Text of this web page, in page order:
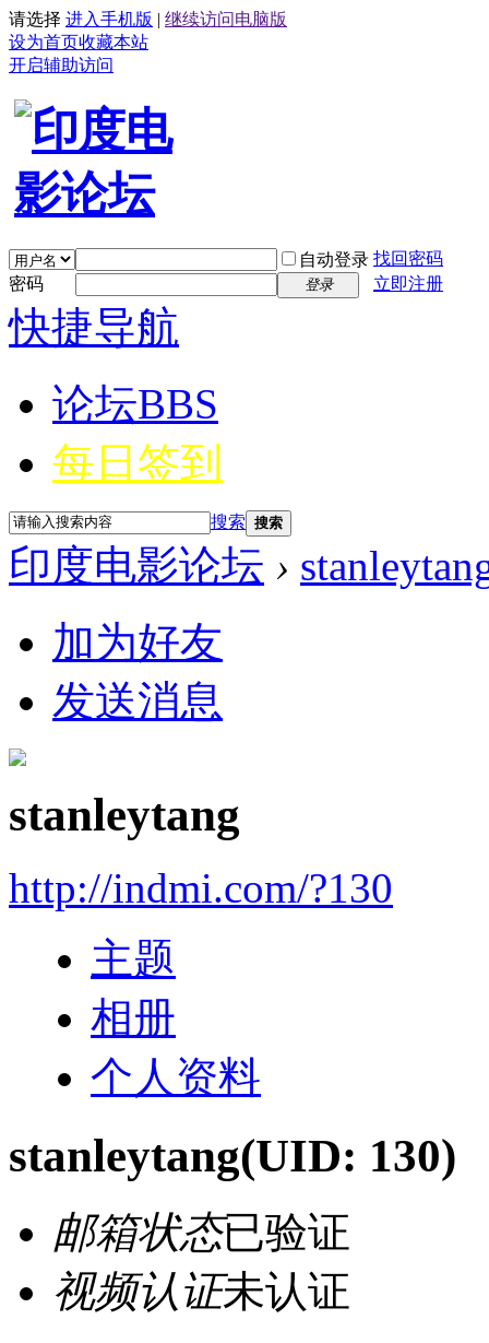
请选择 进入手机版 | 继续访问电脑版
设为首页收藏本站
开启辅助访问
自动登录 找回密码
密码
登录 立即注册
快捷导航
论坛BBS
每日签到
搜索 搜索
印度电影论坛 ›
加为好友
发送消息
stanleytang
http://indmi.com/?130
主题
相册
个人资料
stanleytang(UID: 130)
邮箱状态已验证
视频认证未认证